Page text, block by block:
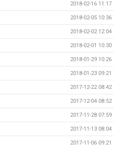
2018-02-16 11:17
2018-02-05 10:36
2018-02-02 12:04
2018-02-01 10:30
2018-01-29 10:26
2018-01-23 09:21
2017-12-22 08:42
2017-12-04 08:52
2017-11-28 07:59
2017-11-13 08:04
2017-11-06 09:21